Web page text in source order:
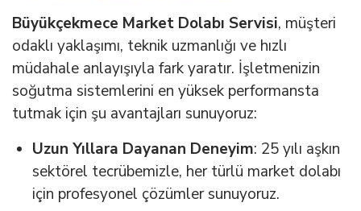
Büyükçekmece Market Dolabı Servisi, müşteri
odaklı yaklaşımı, teknik uzmanlığı ve hızlı
müdahale anlayışıyla fark yaratır. İşletmenizin
soğutma sistemlerini en yüksek performansta
tutmak için şu avantajları sunuyoruz:
Uzun Yıllara Dayanan Deneyim: 25 yılı aşkın
sektörel tecrübemizle, her türlü market dolabı
için profesyonel çözümler sunuyoruz.